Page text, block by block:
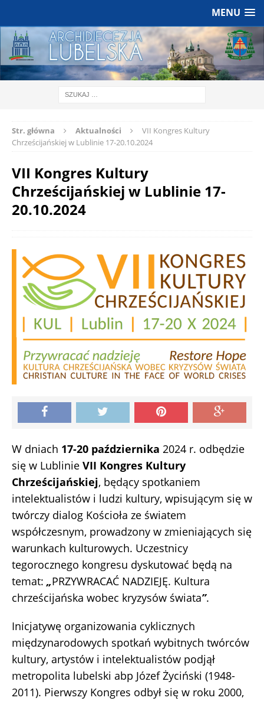
MENU
Str. główna Aktualności
VII Kongres Kultury
Chrześcijańskiej w Lublinie 17-20.10.2024
VII Kongres Kultury
Chrześcijańskiej w Lublinie 17-
20.10.2024
W dniach 17-20 października 2024 r. odbędzie
się w Lublinie VII Kongres Kultury
Chrześcijańskiej, będący spotkaniem
intelektualistów i ludzi kultury, wpisującym się w
twórczy dialog Kościoła ze światem
współczesnym, prowadzony w zmieniających się
warunkach kulturowych. Uczestnicy
tegorocznego kongresu dyskutować będą na
temat: „PRZYWRACAĆ NADZIEJĘ. Kultura
chrześcijańska wobec kryzysów świata”.
Inicjatywę organizowania cyklicznych
międzynarodowych spotkań wybitnych twórców
kultury, artystów i intelektualistów podjął
metropolita lubelski abp Józef Życiński (1948-
2011). Pierwszy Kongres odbył się w roku 2000,